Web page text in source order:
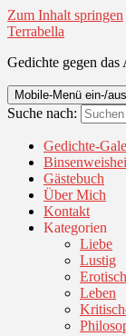
Zum Inhalt springen
Terrabella
Gedichte gegen das
Mobile-Menü ein-/
Suche nach:
Gedichte-
Gästebuch
Über Mich
Kontakt
Kategorien
Liebe
Lustig
Leben